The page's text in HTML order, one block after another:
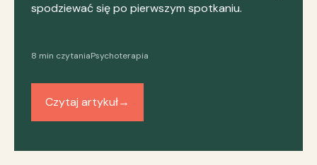
spodziewać się po pierwszym spotkaniu.
8 min czytaniaPsychoterapia
Czytaj artykuł→